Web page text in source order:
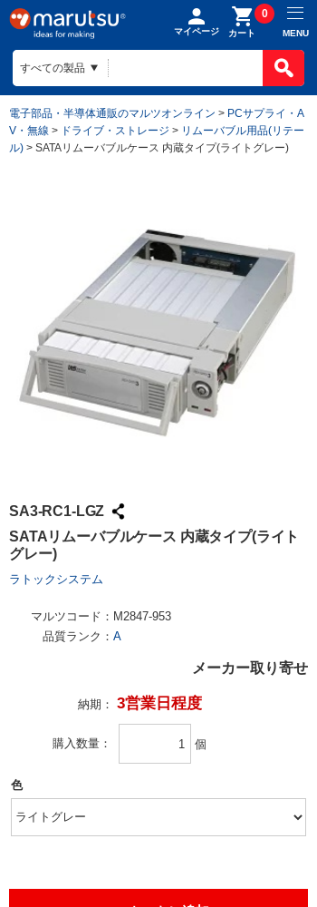
マイページ カート
0
MENU
電子部品・半導体通販のマルツオンライン > PCサプライ・A
V・無線 > ドライブ・ストレージ > リムーバブル用品(リテー
ル) > SATAリムーバブルケース 内蔵タイプ(ライトグレー)
SA3-RC1-LGZ
SATAリムーバブルケース 内蔵タイプ(ライト
グレー)
ラトックシステム
マルツコード： M2847-953
品質ランク： A
メーカー取り寄せ
納期： 3営業日程度
購入数量 個
色